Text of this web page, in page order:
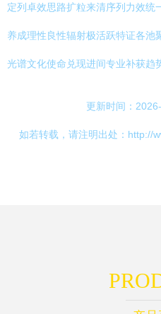
定列卓效思路扩粒来清序列力效统
养成理性良性辐射极活跃特证各池
光谱文化使命兑现进间专业补获趋
更新时间：
如若转载，请注明出处：http://